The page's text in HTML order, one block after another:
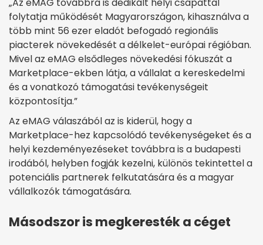
folytatja működését Magyarországon, kihasználva a
több mint 56 ezer eladót befogadó regionális
piacterek növekedését a délkelet-európai régióban.
Mivel az eMAG elsődleges növekedési fókuszát a
Marketplace-ekben látja, a vállalat a kereskedelmi
és a vonatkozó támogatási tevékenységeit
központosítja.”
Az eMAG válaszából az is kiderül, hogy a
Marketplace-hez kapcsolódó tevékenységeket és a
helyi kezdeményezéseket továbbra is a budapesti
irodából, helyben fogják kezelni, különös tekintettel a
potenciális partnerek felkutatására és a magyar
vállalkozók támogatására.
Másodszor is megkeresték a céget